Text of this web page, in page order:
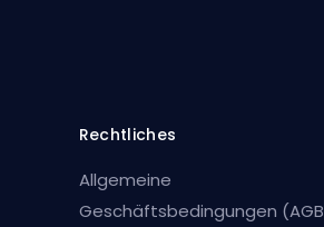
Rechtliches
Allgemeine
Geschäftsbedingungen